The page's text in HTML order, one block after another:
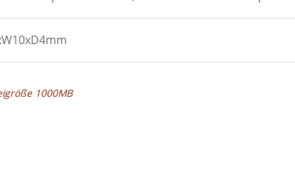
1000MB